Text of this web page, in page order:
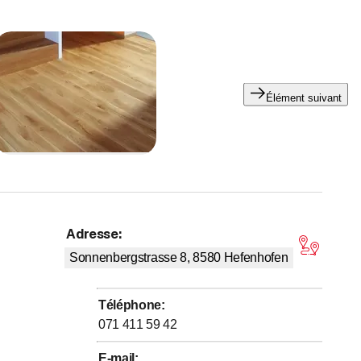
pour les personnes allergiques.
Élément suivant
sur 5 étoiles
Adresse:
Sonnenbergstrasse 8, 8580 Hefenhofen
Téléphone:
071 411 59 42
E-mail :